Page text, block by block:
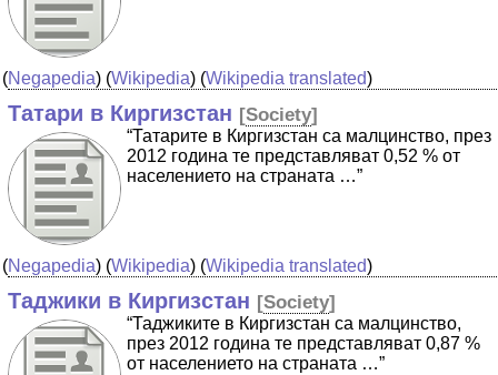
(Negapedia) (Wikipedia) (Wikipedia translated)
Татари в Киргизстан [Society]
“Татарите в Киргизстан са малцинство, през
2012 година те представляват 0,52 % от
населението на страната …”
(Negapedia) (Wikipedia) (Wikipedia translated)
Таджики в Киргизстан [Society]
“Таджиките в Киргизстан са малцинство,
през 2012 година те представляват 0,87 %
от населението на страната …”